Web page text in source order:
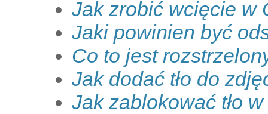
Jak zrobić wcięcie w
Jaki powinien być
Co to jest
Jak dodać tło do
Jak zablokować tło